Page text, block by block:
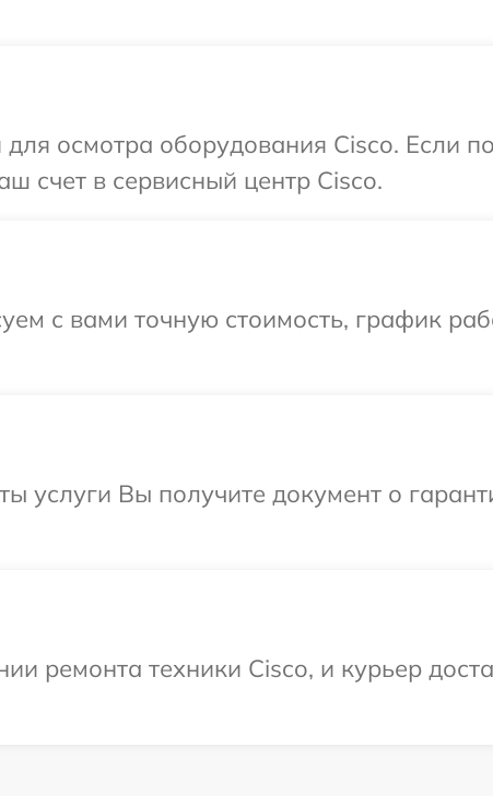
осмотра оборудования Cisco. Если
счет в сервисный центр Cisco.
с вами точную стоимость, график
услуги Вы получите документ о
ремонта техники Cisco, и курьер